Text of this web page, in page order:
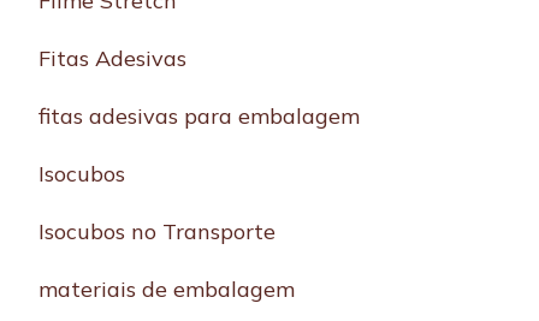
Fitas Adesivas
fitas adesivas para embalagem
Isocubos
Isocubos no Transporte
materiais de embalagem